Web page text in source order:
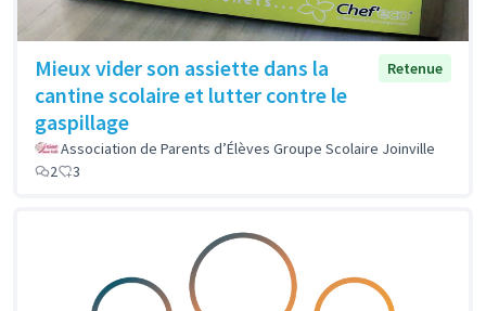
Mieux vider son assiette dans la
cantine scolaire et lutter contre le
gaspillage
Retenue
Association de Parents d’Élèves Groupe Scolaire Joinville
2
3